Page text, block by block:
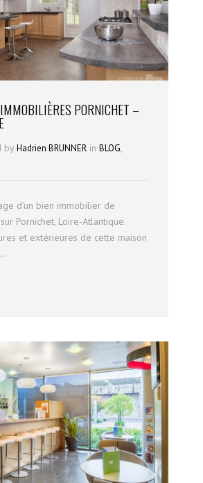
PORNICHET –
byHadrien BRUNNER inBLOG,
d'un bien immobilier de
Pornichet, Loire-Atlantique.
et extérieures de cette maison